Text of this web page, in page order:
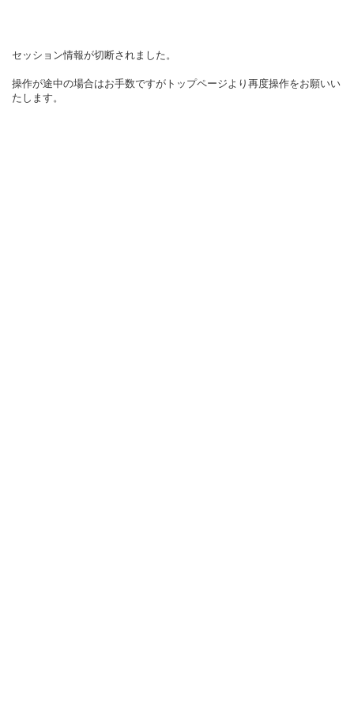
セッション情報が切断されました。
操作が途中の場合はお手数ですがトップページより再度操作をお願いい
たします。